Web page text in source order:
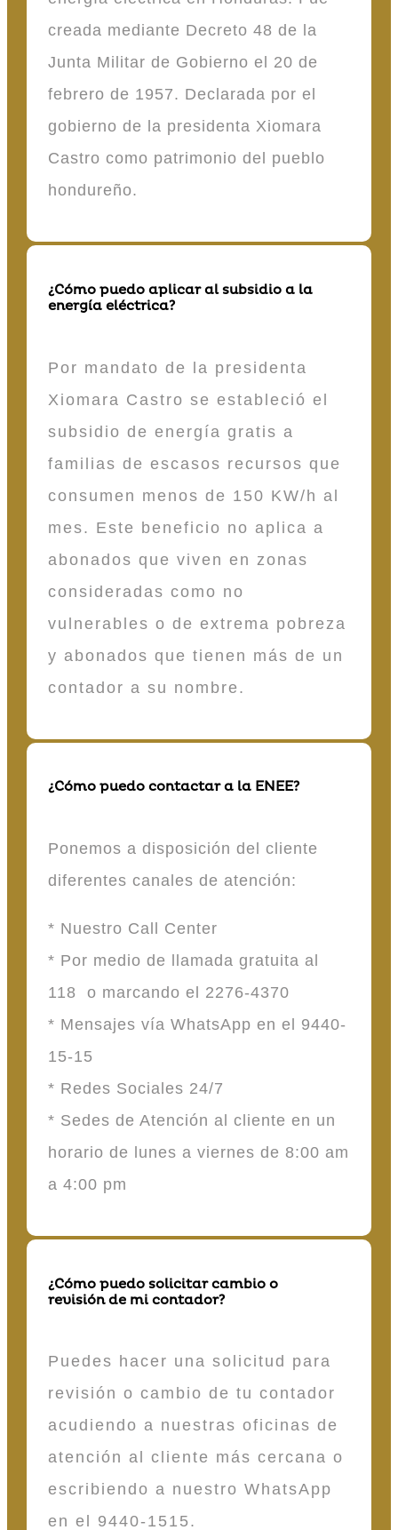
creada mediante Decreto 48 de la
Junta Militar de Gobierno el 20 de
febrero de 1957. Declarada por el
gobierno de la presidenta Xiomara
Castro como patrimonio del pueblo
hondureño.
¿Cómo puedo aplicar al subsidio a la
energía eléctrica?
Por mandato de la presidenta
Xiomara Castro se estableció el
subsidio de energía gratis a
familias de escasos recursos que
consumen menos de 150 KW/h al
mes. Este beneficio no aplica a
abonados que viven en zonas
consideradas como no
vulnerables o de extrema pobreza
y abonados que tienen más de un
contador a su nombre.
¿Cómo puedo contactar a la ENEE?
Ponemos a disposición del cliente
diferentes canales de atención:
* Nuestro Call Center
* Por medio de llamada gratuita al
118 o marcando el 2276-4370
* Mensajes vía WhatsApp en el 9440-
15-15
* Redes Sociales 24/7
* Sedes de Atención al cliente en un
horario de lunes a viernes de 8:00 am
a 4:00 pm
¿Cómo puedo solicitar cambio o
revisión de mi contador?
Puedes hacer una solicitud para
revisión o cambio de tu contador
acudiendo a nuestras oficinas de
atención al cliente más cercana o
escribiendo a nuestro WhatsApp
en el 9440-1515.